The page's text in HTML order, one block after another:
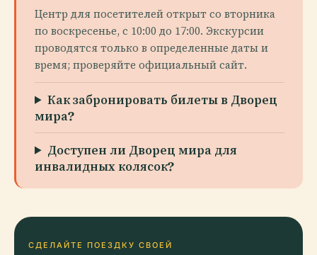
Центр для посетителей открыт со вторника
по воскресенье, с 10:00 до 17:00. Экскурсии
проводятся только в определенные даты и
время; проверяйте официальный сайт.
Как забронировать билеты в Дворец
мира?
Доступен ли Дворец мира для
инвалидных колясок?
СДЕЛАЙТЕ ПОЕЗДКУ СВОЕЙ